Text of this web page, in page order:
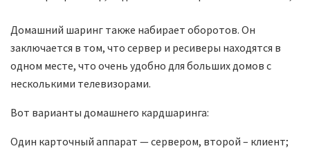
Домашний шаринг также набирает оборотов. Он
заключается в том, что сервер и ресиверы находятся в
одном месте, что очень удобно для больших домов с
несколькими телевизорами.
Вот варианты домашнего кардшаринга:
Один карточный аппарат — сервером, второй – клиент;